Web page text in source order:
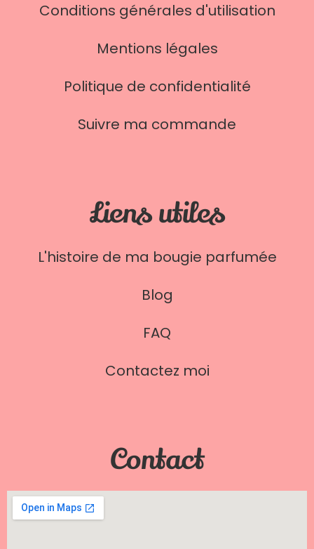
Conditions générales d'utilisation
Mentions légales
Politique de confidentialité
Suivre ma commande
Liens utiles
L'histoire de ma bougie parfumée
Blog
FAQ
Contactez moi
Contact